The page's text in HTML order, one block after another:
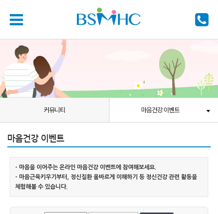
커뮤니티 마음건강 이벤트
마음건강 이벤트
- 마음을 이어주는 온라인 마음건강 이벤트에 참여해보세요.
- 마음근육키우기부터, 정신질환 올바르게 이해하기 등 정신건강 관련 활동을
체험해볼 수 있습니다.